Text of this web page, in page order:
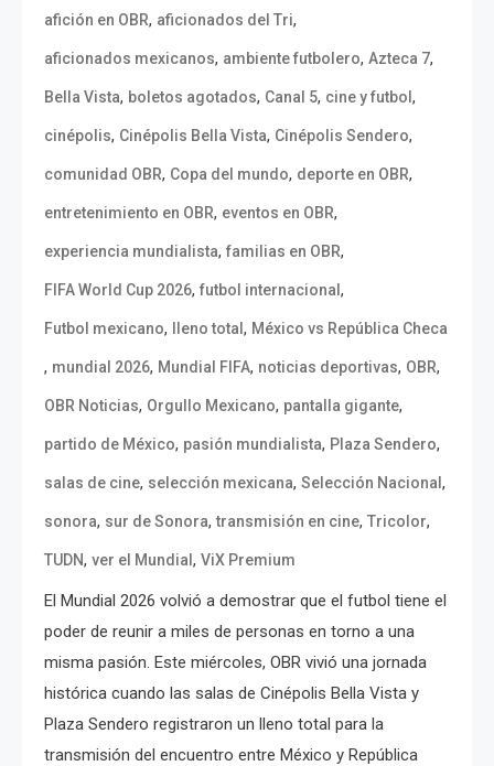
afición en OBR, aficionados del Tri,
aficionados mexicanos, ambiente futbolero, Azteca 7,
Bella Vista, boletos agotados, Canal 5, cine y futbol ,
cinépolis, Cinépolis Bella Vista, Cinépolis Sendero,
comunidad OBR, Copa del mundo, deporte en OBR,
entretenimiento en OBR, eventos en OBR,
experiencia mundialista, familias en OBR,
FIFA World Cup 2026, futbol internacional ,
Futbol mexicano, lleno total , México vs República Checa
, mundial 2026, Mundial FIFA, noticias deportivas, OBR,
OBR Noticias, Orgullo Mexicano, pantalla gigante,
partido de México, pasión mundialista, Plaza Sendero,
salas de cine, selección mexicana, Selección Nacional ,
sonora, sur de Sonora,transmisión en cine, Tricolor,
TUDN, ver el Mundial , ViX Premium
El Mundial 2026 volvió a demostrar que el futbol tiene el
poder de reunir a miles de personas en torno a una
misma pasión. Este miércoles, OBR vivió una jornada
histórica cuando las salas de Cinépolis Bella Vista y
Plaza Sendero registraron un lleno total para la
transmisión del encuentro entre México y República